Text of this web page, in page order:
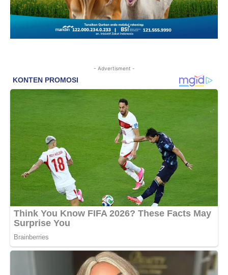
- Advertisment -